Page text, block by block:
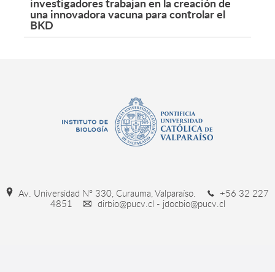
una innovadora vacuna para controlar el
BKD
Av. Universidad Nº 330, Curauma, Valparaíso.
+56 32 227
4851
dirbio@pucv.cl - jdocbio@pucv.cl